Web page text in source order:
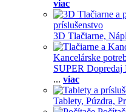
viac
príslušenstvo
3D Tlačiarne,
Kancelárske
SUPER
... viac
Tablety, Púzdra,